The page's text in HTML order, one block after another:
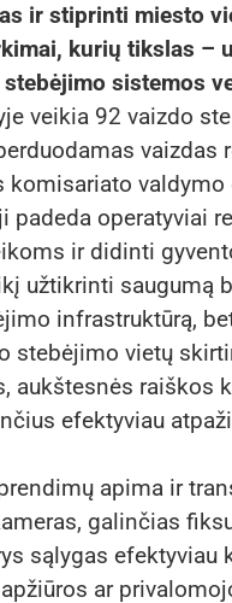
ir stiprinti miesto
kurių tikslas –
sistemos
veikia 92 vaizdo
padeda operatyviai
ir didinti
užtikrinti saugumą
infrastruktūrą,
stebėjimo vietų
aukštesnės raiškos
efektyviau
apima ir
galinčias
sąlygas
ar